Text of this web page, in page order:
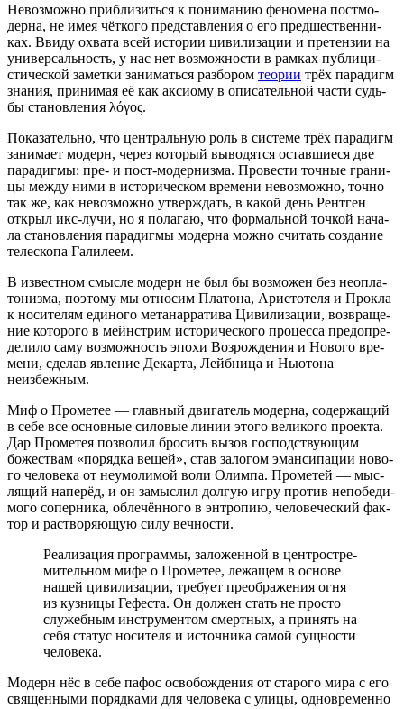
Невоз­мож­но при­бли­зить­ся к пони­ма­нию фено­ме­на пост­мо­
дер­на, не имея чёт­ко­го пред­став­ле­ния о его пред­ше­ствен­ни­
ках. Вви­ду охва­та всей исто­рии циви­ли­за­ции и пре­тен­зии на
уни­вер­саль­ность, у нас нет воз­мож­но­сти в рам­ках пуб­ли­ци­
сти­че­ской замет­ки зани­мать­ся раз­бо­ром тео­рии трёх пара­дигм
зна­ния, при­ни­мая её как акси­о­му в опи­са­тель­ной части судь­
бы ста­нов­ле­ния λόγος.
Пока­за­тель­но, что цен­траль­ную роль в систе­ме трёх пара­дигм
зани­ма­ет модерн, через кото­рый выво­дят­ся остав­ши­е­ся две
пара­диг­мы: пре- и пост-модер­низ­ма. Про­ве­сти точ­ные гра­ни­
цы меж­ду ними в исто­ри­че­ском вре­ме­ни невоз­мож­но, точ­но
так же, как невоз­мож­но утвер­ждать, в какой день Рент­ген
открыл икс-лучи, но я пола­гаю, что фор­маль­ной точ­кой нача­
ла ста­нов­ле­ния пара­диг­мы модер­на мож­но счи­тать созда­ние
теле­ско­па Галилеем.
В извест­ном смыс­ле модерн не был бы воз­мо­жен без нео­пла­
то­низ­ма, поэто­му мы отно­сим Пла­то­на, Ари­сто­те­ля и Прок­ла
к носи­те­лям еди­но­го мета­нар­ра­ти­ва Циви­ли­за­ции, воз­вра­ще­
ние кото­ро­го в мейн­стрим исто­ри­че­ско­го про­цес­са пред­опре­
де­ли­ло саму воз­мож­ность эпо­хи Воз­рож­де­ния и Ново­го вре­
ме­ни, сде­лав явле­ние Декар­та, Лейб­ни­ца и Нью­то­на
неизбежным.
Миф о Про­ме­тее — глав­ный дви­га­тель модер­на, содер­жа­щий
в себе все основ­ные сило­вые линии это­го вели­ко­го про­ек­та.
Дар Про­ме­тея поз­во­лил бро­сить вызов гос­под­ству­ю­щим
боже­ствам «поряд­ка вещей», став зало­гом эман­си­па­ции ново­
го чело­ве­ка от неумо­ли­мой воли Олим­па. Про­ме­тей — мыс­
ля­щий напе­рёд, и он замыс­лил дол­гую игру про­тив непо­бе­ди­
мо­го сопер­ни­ка, обле­чён­но­го в энтро­пию, чело­ве­че­ский фак­
тор и рас­тво­ря­ю­щую силу вечности.
Реа­ли­за­ция про­грам­мы, зало­жен­ной в цен­тро­стре­
ми­тель­ном мифе о Про­ме­тее, лежа­щем в осно­ве
нашей циви­ли­за­ции, тре­бу­ет пре­об­ра­же­ния огня
из куз­ни­цы Гефе­ста. Он дол­жен стать не про­сто
слу­жеб­ным инстру­мен­том смерт­ных, а при­нять на
себя ста­тус носи­те­ля и источ­ни­ка самой сущ­но­сти
человека.
Модерн нёс в себе пафос осво­бож­де­ния от ста­ро­го мира с его
свя­щен­ны­ми поряд­ка­ми для чело­ве­ка с ули­цы, одно­вре­мен­но